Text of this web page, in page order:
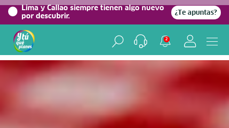
Lima y Callao siempre tienen algo nuevo
por descubrir.
¿Te apuntas?
2
Home/Blog viajero